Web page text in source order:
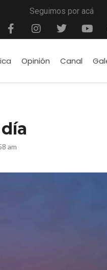
Seguimos por acá
Opinión Canal
am